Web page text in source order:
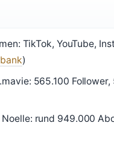
TikTok, YouTube,
)
565.100 Follower,
Noelle: rund 949.000